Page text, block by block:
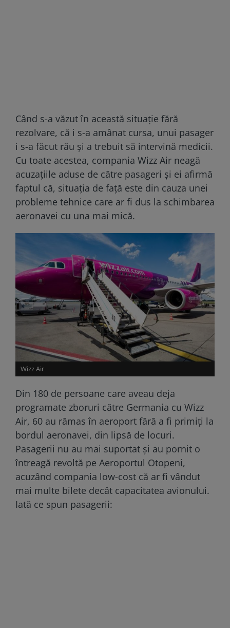
Când s-a văzut în această situație fără
rezolvare, că i s-a amânat cursa, unui pasager
i s-a făcut rău și a trebuit să intervină medicii.
Cu toate acestea, compania Wizz Air neagă
acuzațiile aduse de către pasageri și ei afirmă
faptul că, situația de față este din cauza unei
probleme tehnice care ar fi dus la schimbarea
aeronavei cu una mai mică.
Wizz Air
Din 180 de persoane care aveau deja
programate zboruri către Germania cu Wizz
Air, 60 au rămas în aeroport fără a fi primiți la
bordul aeronavei, din lipsă de locuri.
Pasagerii nu au mai suportat și au pornit o
întreagă revoltă pe Aeroportul Otopeni,
acuzând compania low-cost că ar fi vândut
mai multe bilete decât capacitatea avionului.
Iată ce spun pasagerii: